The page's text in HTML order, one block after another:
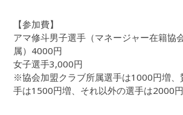
【参加費】
アマ修斗男子選手（マネージャー在籍協
属）4000円
女子選手3,000円
※協会加盟クラブ所属選手は1000円増、
手は1500円増、それ以外の選手は2000